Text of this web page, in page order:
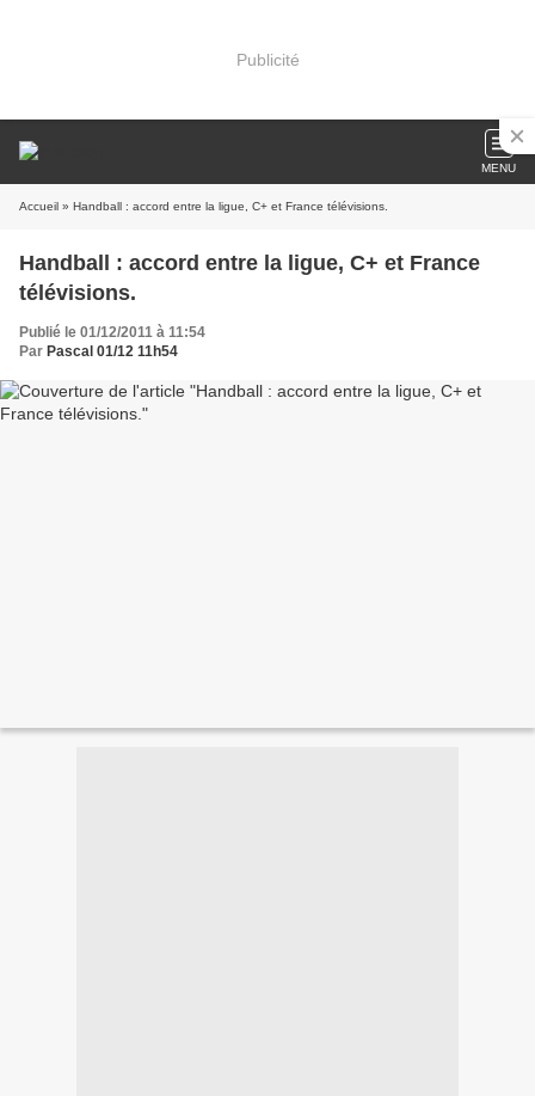
Publicité
MENU
Accueil » Handball : accord entre la ligue, C+ et France télévisions.
Handball : accord entre la ligue, C+ et France
télévisions.
Publié le 01/12/2011 à 11:54
Par Pascal 01/12 11h54